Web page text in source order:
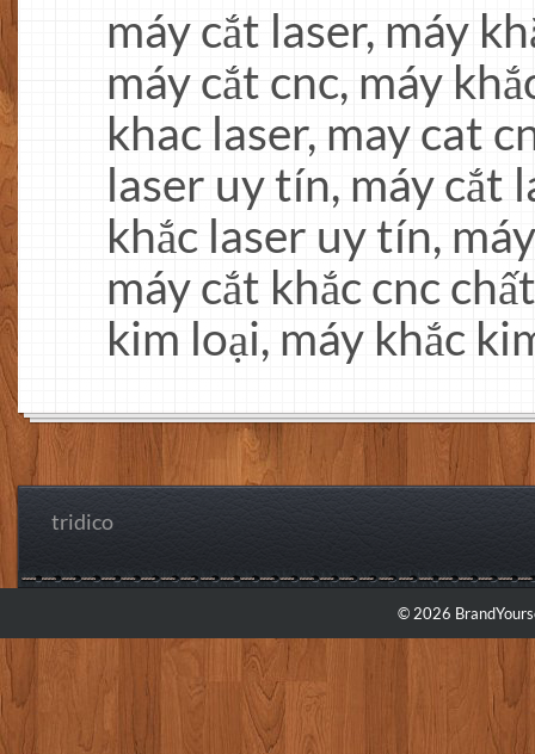
máy cắt laser, máy
máy cắt cnc, máy
khac laser, may cat
laser uy tín, máy cắt
khắc laser uy tín,
máy cắt khắc cnc
kim loại, máy khắc
tridico
© 2026